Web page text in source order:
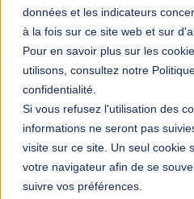
données et les indicateurs
à la fois sur ce site web et sur
Pour en savoir plus sur les
utilisons, consultez notre
confidentialité.
Si vous refusez l'utilisation des
informations ne seront pas
visite sur ce site. Un seul cookie
votre navigateur afin de se
suivre vos préférences.
10KM Paris accompagnement
Anaplan accompagnement
acteuracteur clé actualité
administration des ventes
nationale de la recherche
agilitéagilité à l'échelle
des organisationsagilité des
agilité du système
aide au choix AIFE
amélioration de l'expérience